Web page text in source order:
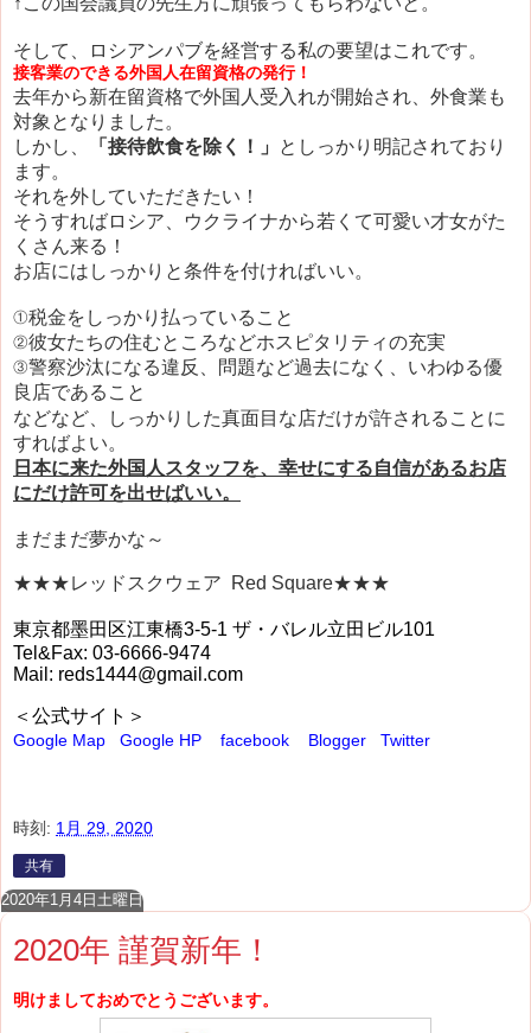
そして、ロシアンパブを経営する私の要望はこれです。
接客業のできる外国人在留資格の発行！
去年から新在留資格で外国人受入れが開始され、外食業も
対象となりました。
しかし、
「接待飲食を除く！」
としっかり明記されており
ます。
それを外していただきたい！
そうすればロシア、ウクライナから若くて可愛い才女がた
くさん来る！
お店にはしっかりと条件を付ければいい。
①税金をしっかり払っていること
②彼女たちの住むところなどホスピタリティの充実
③警察沙汰になる違反、問題など過去になく、 いわゆる優
良店であること
などなど、しっかりした真面目な店だけが許されることに
すればよい。
日本に来た外国人スタッフを、幸せにする自信があるお店
にだけ許可を出せばいい。
まだまだ夢かな～
★★★レッドスクウェア Red Square★★★
東京都墨田区江東橋3-5-1 ザ・バレル立田ビル101
Tel&Fax: 03-6666-9474
Mail: reds1444@gmail.com
＜公式サイト＞
Google Map Google HP facebook Blogger Twitter
時刻: 1月 29, 2020
共有
2020年1月4日土曜日
2020年 謹賀新年！
明けましておめでとうございます。